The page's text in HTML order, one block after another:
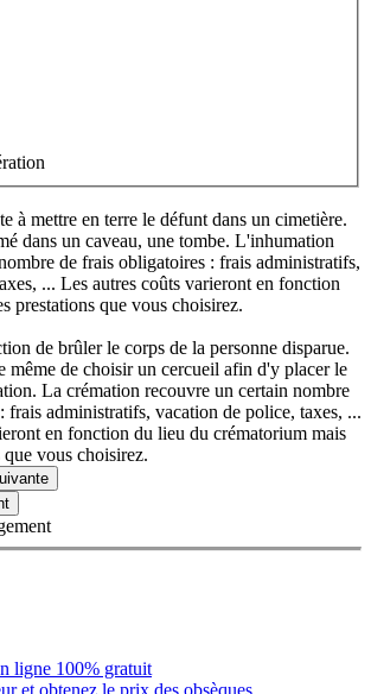
à mettre en terre le défunt dans un cimetière.
dans un caveau, une tombe. L'inhumation
de frais obligatoires : frais administratifs,
... Les autres coûts varieront en fonction
prestations que vous choisirez.
de brûler le corps de la personne disparue.
même de choisir un cercueil afin d'y placer le
La crémation recouvre un certain nombre
frais administratifs, vacation de police, taxes, ...
en fonction du lieu du crématorium mais
que vous choisirez.
ligne 100% gratuit